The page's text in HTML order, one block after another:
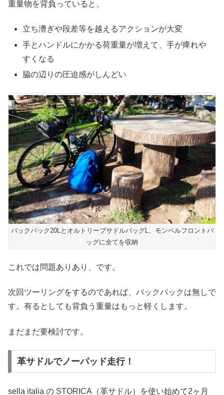
重量物を背負っていると、
立ち漕ぎや段差等を越えるアクションが大変
手とハンドルにかかる荷重量が増えて、手が痺れや
すくなる
脇の辺りの圧迫感がしんどい
バックパック20LとオルトリーブサドルバッグL、モンベルフロントバ
ッグに全てを収納
これでは問題ありあり、です。
次回ツーリングをするのであれば、バックパックは無しで
す。有るとしても背負う重量はもっと軽くします。
まだまだ要検討です。
革サドルでノーパッド走行！
sella italia の STORICA（革サドル）を使い始めて2ヶ月